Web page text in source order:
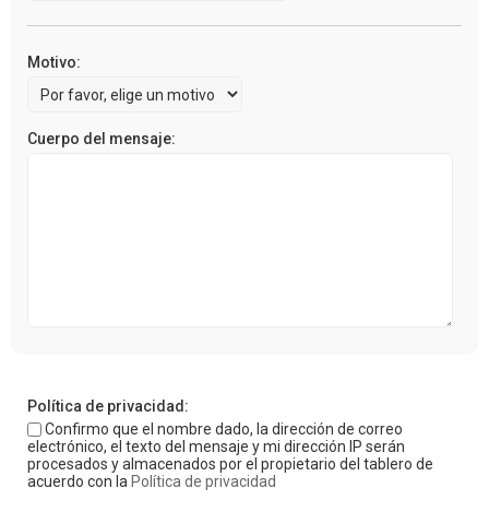
Motivo:
Cuerpo del mensaje:
Política de privacidad:
Confirmo que el nombre dado, la dirección de correo
electrónico, el texto del mensaje y mi dirección IP serán
procesados y almacenados por el propietario del tablero de
acuerdo con la Política de privacidad